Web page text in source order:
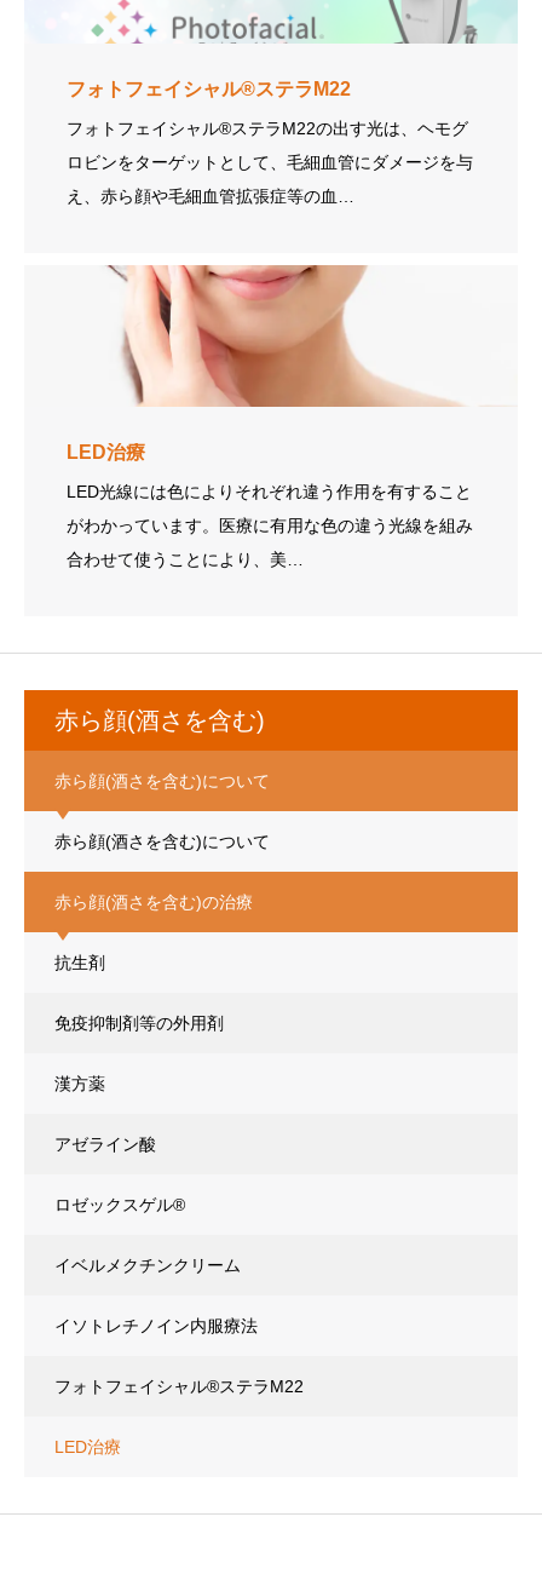
フォトフェイシャル®ステラM22
フォトフェイシャル®ステラM22の出す光は、ヘモグ
ロビンをターゲットとして、毛細血管にダメージを与
え、赤ら顔や毛細血管拡張症等の血…
LED治療
LED光線には色によりそれぞれ違う作用を有すること
がわかっています。医療に有用な色の違う光線を組み
合わせて使うことにより、美…
赤ら顔(酒さを含む)
赤ら顔(酒さを含む)について
赤ら顔(酒さを含む)について
赤ら顔(酒さを含む)の治療
抗生剤
免疫抑制剤等の外用剤
漢方薬
アゼライン酸
ロゼックスゲル®
イベルメクチンクリーム
イソトレチノイン内服療法
フォトフェイシャル®ステラM22
LED治療